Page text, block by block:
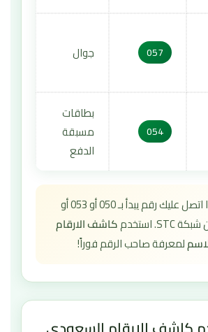
057 جوال
054
بطاقات
مسبقة
الدفع
إذا اتصل عليك رقم يبدأ بـ 050 أو 053 أو
كاشف الارقام
لمعرفة صاحب الرقم فوراً!